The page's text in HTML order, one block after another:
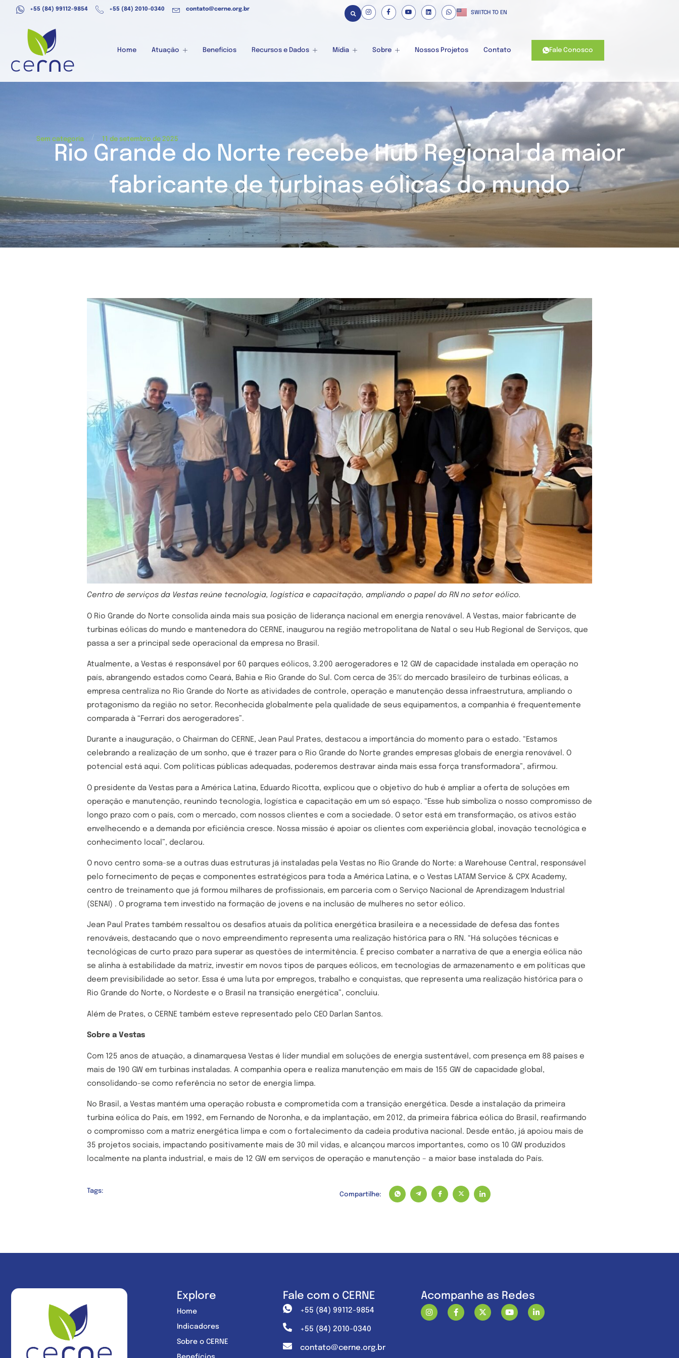
+55 (84) 99112-9854 +55 (84) 2010-0340 contato@cerne.org.br
SWITCH TO EN
Home Atuação Benefícios Recursos e Dados Mídia Sobre Nossos Projetos Contato Fale Conosco
Sem categoria / 11 de setembro de 2025
Rio Grande do Norte recebe Hub Regional da maior
fabricante de turbinas eólicas do mundo
Centro de serviços da Vestas reúne tecnologia, logística e capacitação, ampliando o papel do RN no setor eólico.
O Rio Grande do Norte consolida ainda mais sua posição de liderança nacional em energia renovável. A Vestas, maior fabricante de
turbinas eólicas do mundo e mantenedora do CERNE, inaugurou na região metropolitana de Natal o seu Hub Regional de Serviços, que
passa a ser a principal sede operacional da empresa no Brasil.
Atualmente, a Vestas é responsável por 60 parques eólicos, 3.200 aerogeradores e 12 GW de capacidade instalada em operação no
país, abrangendo estados como Ceará, Bahia e Rio Grande do Sul. Com cerca de 35% do mercado brasileiro de turbinas eólicas, a
empresa centraliza no Rio Grande do Norte as atividades de controle, operação e manutenção dessa infraestrutura, ampliando o
protagonismo da região no setor. Reconhecida globalmente pela qualidade de seus equipamentos, a companhia é frequentemente
comparada à “Ferrari dos aerogeradores”.
Durante a inauguração, o Chairman do CERNE, Jean Paul Prates, destacou a importância do momento para o estado. “Estamos
celebrando a realização de um sonho, que é trazer para o Rio Grande do Norte grandes empresas globais de energia renovável. O
potencial está aqui. Com políticas públicas adequadas, poderemos destravar ainda mais essa força transformadora”, afirmou.
O presidente da Vestas para a América Latina, Eduardo Ricotta, explicou que o objetivo do hub é ampliar a oferta de soluções em
operação e manutenção, reunindo tecnologia, logística e capacitação em um só espaço. “Esse hub simboliza o nosso compromisso de
longo prazo com o país, com o mercado, com nossos clientes e com a sociedade. O setor está em transformação, os ativos estão
envelhecendo e a demanda por eficiência cresce. Nossa missão é apoiar os clientes com experiência global, inovação tecnológica e
conhecimento local”, declarou.
O novo centro soma-se a outras duas estruturas já instaladas pela Vestas no Rio Grande do Norte: a Warehouse Central, responsável
pelo fornecimento de peças e componentes estratégicos para toda a América Latina, e o Vestas LATAM Service & CPX Academy,
centro de treinamento que já formou milhares de profissionais, em parceria com o Serviço Nacional de Aprendizagem Industrial
(SENAI) . O programa tem investido na formação de jovens e na inclusão de mulheres no setor eólico.
Jean Paul Prates também ressaltou os desafios atuais da política energética brasileira e a necessidade de defesa das fontes
renováveis, destacando que o novo empreendimento representa uma realização histórica para o RN. “Há soluções técnicas e
tecnológicas de curto prazo para superar as questões de intermitência. É preciso combater a narrativa de que a energia eólica não
se alinha à estabilidade da matriz, investir em novos tipos de parques eólicos, em tecnologias de armazenamento e em políticas que
deem previsibilidade ao setor. Essa é uma luta por empregos, trabalho e conquistas, que representa uma realização histórica para o
Rio Grande do Norte, o Nordeste e o Brasil na transição energética”, concluiu.
Além de Prates, o CERNE também esteve representado pelo CEO Darlan Santos.
Sobre a Vestas
Com 125 anos de atuação, a dinamarquesa Vestas é líder mundial em soluções de energia sustentável, com presença em 88 países e
mais de 190 GW em turbinas instaladas. A companhia opera e realiza manutenção em mais de 155 GW de capacidade global,
consolidando-se como referência no setor de energia limpa.
No Brasil, a Vestas mantém uma operação robusta e comprometida com a transição energética. Desde a instalação da primeira
turbina eólica do País, em 1992, em Fernando de Noronha, e da implantação, em 2012, da primeira fábrica eólica do Brasil, reafirmando
o compromisso com a matriz energética limpa e com o fortalecimento da cadeia produtiva nacional. Desde então, já apoiou mais de
35 projetos sociais, impactando positivamente mais de 30 mil vidas, e alcançou marcos importantes, como os 10 GW produzidos
localmente na planta industrial, e mais de 12 GW em serviços de operação e manutenção – a maior base instalada do País.
Tags:
Compartilhe:
Explore
Home
Indicadores
Sobre o CERNE
Fale com o CERNE
+55 (84) 99112-9854
+55 (84) 2010-0340
contato@cerne.org.br
Acompanhe as Redes